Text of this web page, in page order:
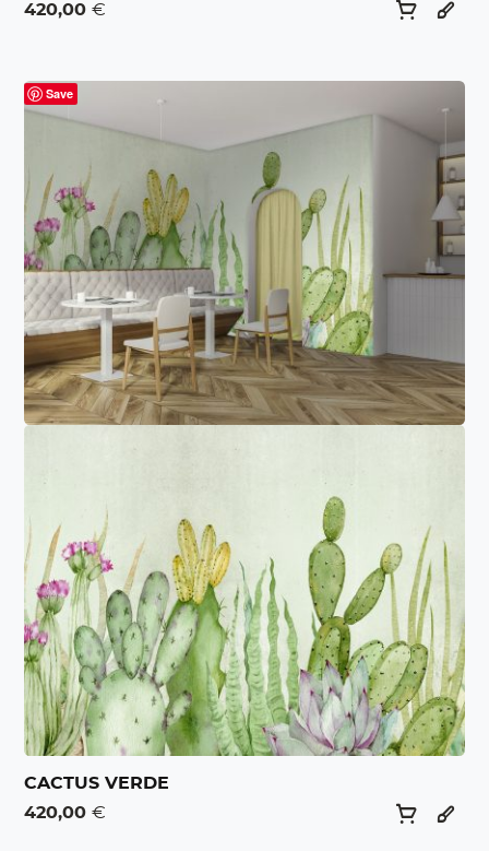
420,00€
Save
CACTUS VERDE
420,00€